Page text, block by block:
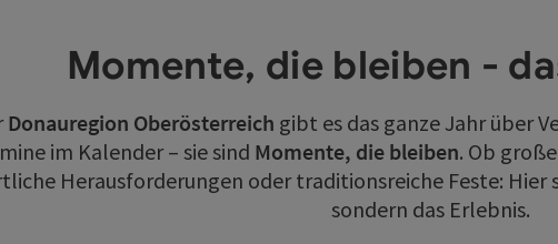
Momente, die bleiben -
Donauregion Oberösterreich gibt es das ganze Jahr über
im Kalender – sie sind Momente, die bleiben. Ob
Herausforderungen oder traditionsreiche Feste:
sondern das Erlebnis.